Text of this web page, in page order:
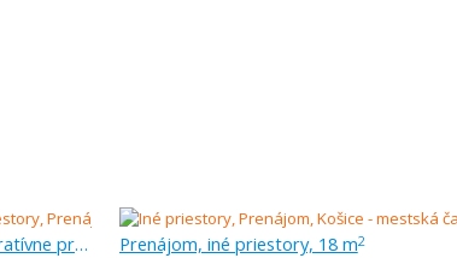
Prenájom, kancelárie, administratívne priestory, 16 m Prenájom, iné priestory, 18 m2